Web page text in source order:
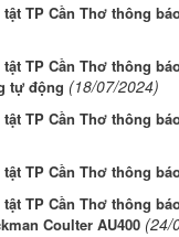
TP Cần Thơ thông
TP Cần Thơ thông
tự động (18/07/2024)
TP Cần Thơ thông
TP Cần Thơ thông
TP Cần Thơ thông
Coulter AU400 (24/